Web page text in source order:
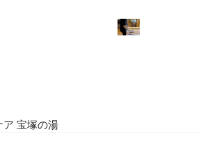
ア 宝塚の湯